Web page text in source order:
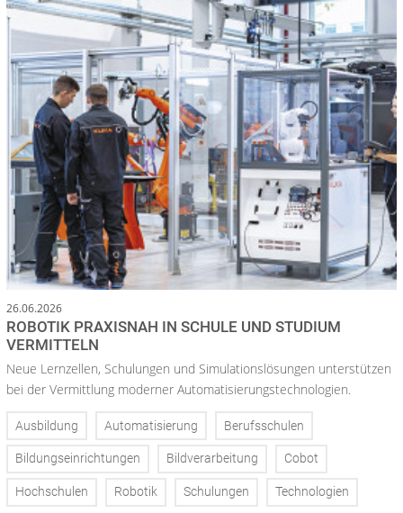
26.06.2026
ROBOTIK PRAXISNAH IN SCHULE UND STUDIUM
VERMITTELN
Neue Lernzellen, Schulungen und Simulationslösungen unterstützen
bei der Vermittlung moderner Automatisierungstechnologien.
Ausbildung Automatisierung Berufsschulen
Bildungseinrichtungen Bildverarbeitung Cobot
Hochschulen Robotik Schulungen Technologien